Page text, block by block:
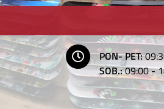
PON- PET:
SOB.:09:00 -